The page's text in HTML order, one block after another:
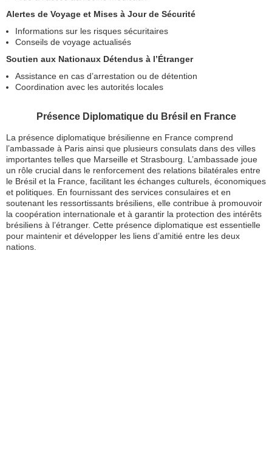
Alertes de Voyage et Mises à Jour de Sécurité
Informations sur les risques sécuritaires
Conseils de voyage actualisés
Soutien aux Nationaux Détendus à l’Étranger
Assistance en cas d’arrestation ou de détention
Coordination avec les autorités locales
Présence Diplomatique du Brésil en France
La présence diplomatique brésilienne en France comprend
l’ambassade à Paris ainsi que plusieurs consulats dans des villes
importantes telles que Marseille et Strasbourg. L’ambassade joue
un rôle crucial dans le renforcement des relations bilatérales entre
le Brésil et la France, facilitant les échanges culturels, économiques
et politiques. En fournissant des services consulaires et en
soutenant les ressortissants brésiliens, elle contribue à promouvoir
la coopération internationale et à garantir la protection des intérêts
brésiliens à l’étranger. Cette présence diplomatique est essentielle
pour maintenir et développer les liens d’amitié entre les deux
nations.